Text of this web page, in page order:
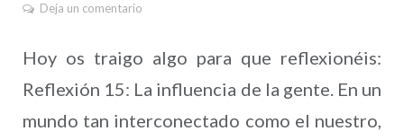
Deja un comentario
Hoy os traigo algo para que reflexionéis:
Reflexión 15: La influencia de la gente. En un
mundo tan interconectado como el nuestro,